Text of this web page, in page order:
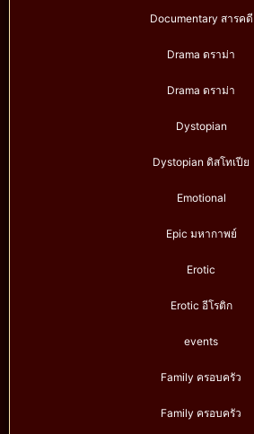
Documentary สารคดี
Drama ดราม่า
Drama ดราม่า
Dystopian
Dystopian ดิสโทเปีย
Emotional
Epic มหากาพย์
Erotic
Erotic อีโรติก
events
Family ครอบครัว
Family ครอบครัว